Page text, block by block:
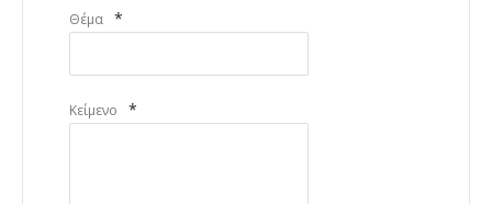
Θέμα *
Κείμενο *